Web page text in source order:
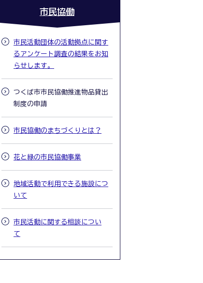
市民協働
市民活動団体の活動拠点に関す
るアンケート調査の結果をお知
らせします。
つくば市市民協働推進物品貸出
制度の申請
市民協働のまちづくりとは？
花と緑の市民協働事業
地域活動で利用できる施設につ
いて
市民活動に関する相談につい
て